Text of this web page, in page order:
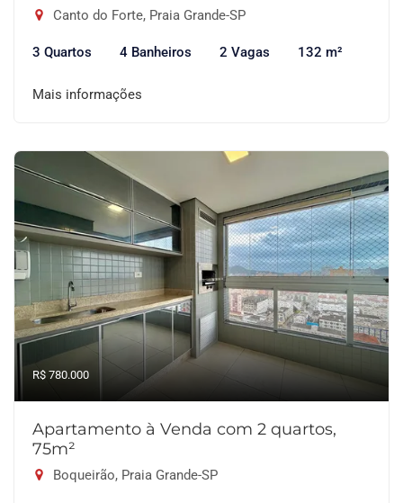
Canto do Forte, Praia Grande-SP
3 Quartos 4 Banheiros 2 Vagas 132 m²
Mais informações
R$ 780.000
Apartamento à Venda com 2 quartos,
75m²
Boqueirão, Praia Grande-SP